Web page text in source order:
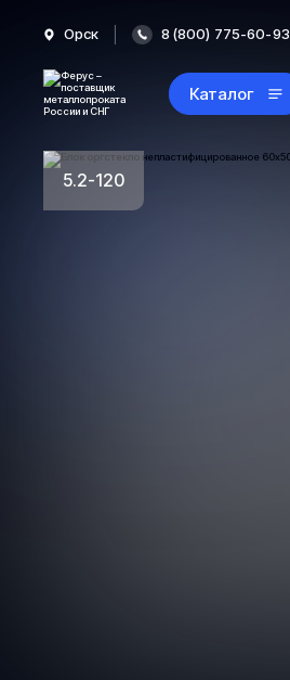
Орск 8 (800) 775-60-93
Каталог
5.2-120